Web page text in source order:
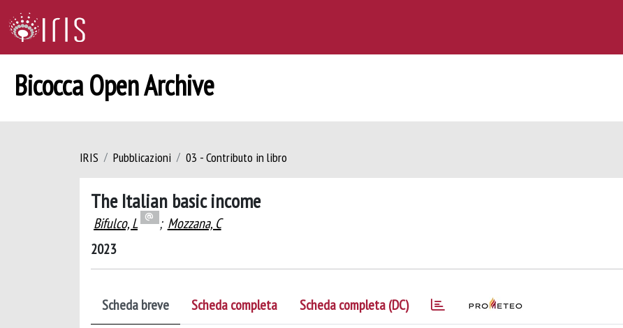
Bicocca Open Archive
IRIS Pubblicazioni 03 - Contributo in libro
The Italian basic income
Bifulco, L ; Mozzana, C
2023
Scheda breve Scheda completa Scheda completa (DC)